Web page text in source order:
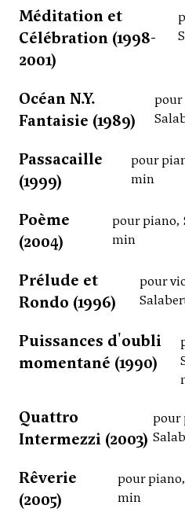
Méditation et
Célébration (1998-
2001)
Océan N.Y.
Fantaisie (1989)
pour
Passacaille
(1999)
pour
min
Poème
(2004)
pour piano,
min
Prélude et
Rondo (1996)
pour
Puissances d'oubli
momentané (1990)
Quattro
Intermezzi (2003)
pour
Rêverie
(2005)
pour
min